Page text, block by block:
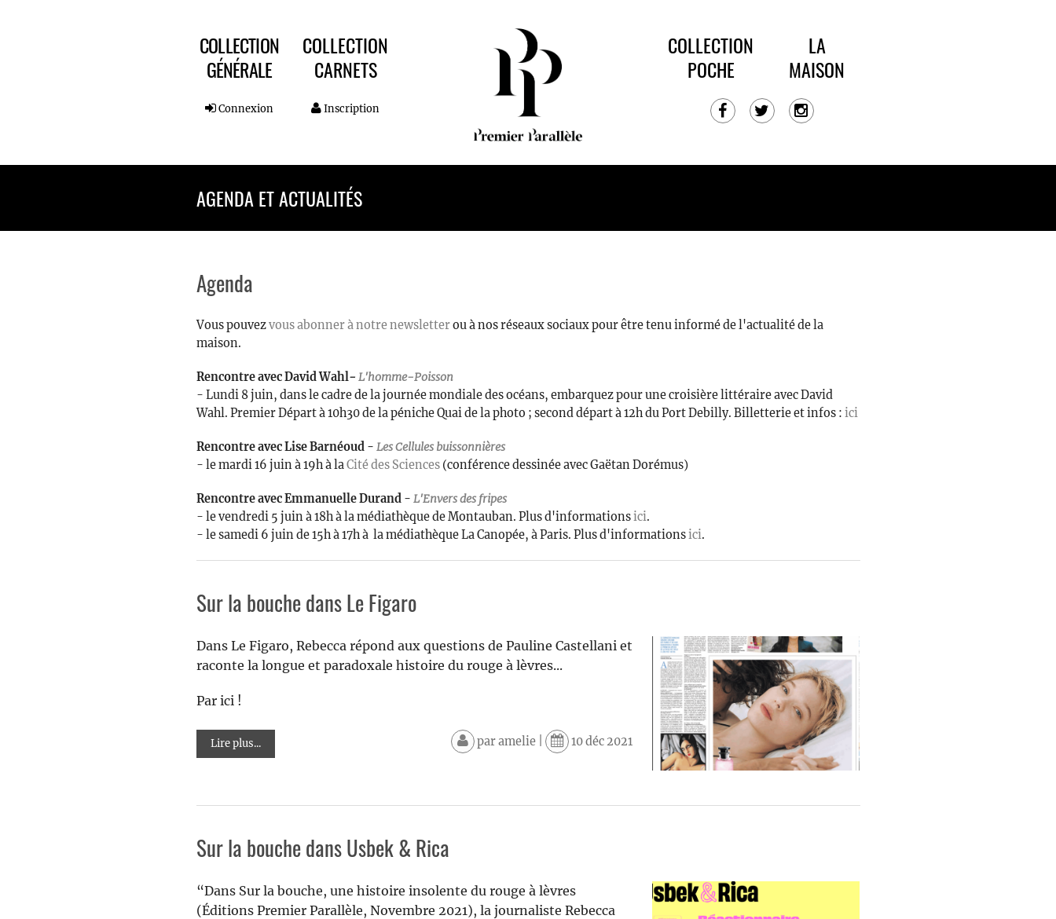
COLLECTION
GÉNÉRALE
COLLECTION
CARNETS
LA
MAISON
COLLECTION
POCHE
Connexion Inscription
AGENDA ET ACTUALITÉS
Agenda
Vous pouvezvous abonner à notre newsletterou à nos réseaux sociaux pour être tenu informé de l'actualité de la
maison.
Rencontre avec David Wahl- L'homme-Poisson
- Lundi 8 juin, dans le cadre de la journée mondiale des océans, embarquez pour une croisière littéraire avec David
Wahl. Premier Départ à 10h30 de la péniche Quai de la photo ; second départ à 12h du Port Debilly. Billetterie et infos : ici
Rencontre avec Lise Barnéoud - LesCellules buissonnières
- le mardi 16 juin à 19h à laCité des Sciences(conférence dessinée avec Gaëtan Dorémus)
Rencontre avec Emmanuelle Durand - L'Envers des fripes
- le vendredi 5 juin à 18h à la médiathèque de Montauban. Plus d'informationsici.
- le samedi 6 juin de 15h à 17h à la médiathèque La Canopée, à Paris. Plus d'informationsici.
Sur la bouche dans Le Figaro
Dans Le Figaro, Rebecca répond aux questions de Pauline Castellani et
raconte la longue et paradoxale histoire du rouge à lèvres...
Par ici !
Lire plus... paramelie| 10 déc 2021
Sur la bouche dans Usbek & Rica
“Dans Sur la bouche, une histoire insolente du rouge à lèvres
(Éditions Premier Parallèle, Novembre 2021), la journaliste Rebecca